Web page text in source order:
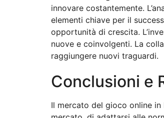
innovare costantemente.
elementi chiave per il
opportunità di crescita.
nuove e coinvolgenti. La
raggiungere nuovi traguardi.
Conclusioni e
Il mercato del gioco online